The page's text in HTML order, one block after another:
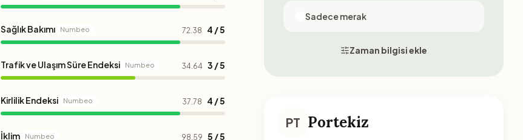
Sağlık Bakımı Numbeo 72.38 4 / 5
Trafik ve Ulaşım Süre Endeksi Numbeo 34.64 3 / 5
Kirlilik Endeksi Numbeo 37.78 4 / 5
İklim Numbeo 98.59 5 / 5
Sadece merak
Zaman bilgisi ekle
PT Portekiz